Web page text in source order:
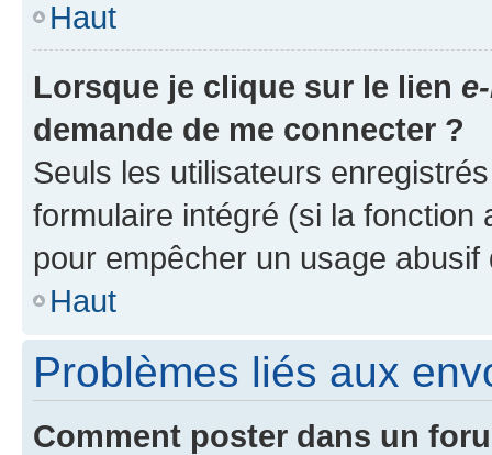
Haut
Lorsque je clique sur le lien
demande de me connecter ?
Seuls les utilisateurs
formulaire intégré (si la fonction
pour empêcher un usage
Haut
Problèmes liés aux
Comment poster dans un